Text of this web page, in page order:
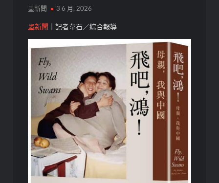
墨新聞 3 6 月, 2026
墨新聞 ｜記者韋石／綜合報導